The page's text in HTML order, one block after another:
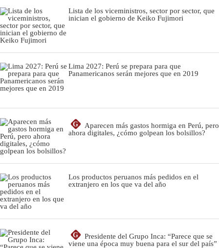
Lista de los viceministros, sector por sector, que
inician el gobierno de Keiko Fujimori
Lima 2027: Perú se prepara para que
Panamericanos serán mejores que en 2019
G
Aparecen más gastos hormiga en Perú, pero
ahora digitales, ¿cómo golpean los bolsillos?
Los productos peruanos más pedidos en el
extranjero en los que va del año
G
Presidente del Grupo Inca: “Parece que se
viene una época muy buena para el sur del país”